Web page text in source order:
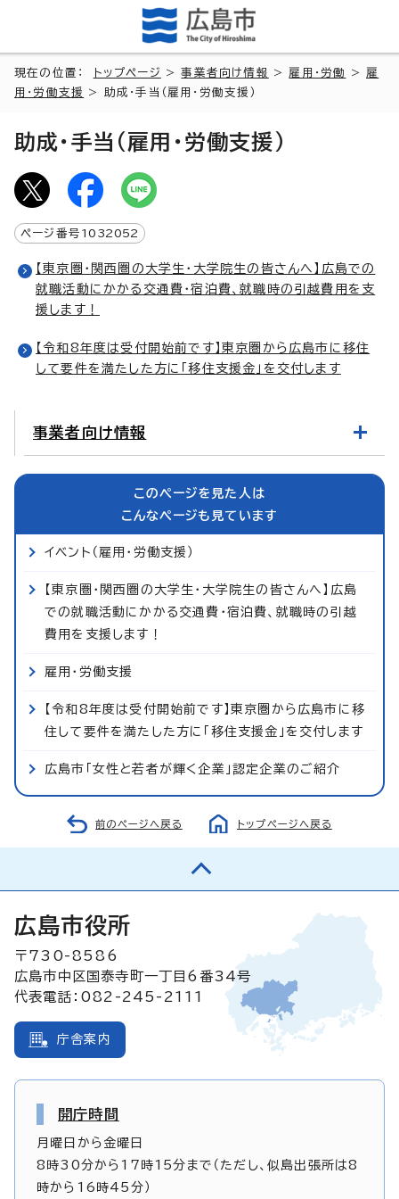
現在の位置： トップページ >事業者向け情報 > 雇用・労働 > 雇
用・労働支援
> 助成・手当（雇用・労働支援）
助成・手当（雇用・労働支援）
ページ番号 1032052
【東京圏・関西圏の大学生・大学院生の皆さんへ】広島での
就職活動にかかる交通費・宿泊費、就職時の引越費用を支
援します！
【令和8年度は受付開始前です】東京圏から広島市に移住
して要件を満たした方に「移住支援金」を交付します
事業者向け情報
このページを見た人は
こんなページも見ています
イベント（雇用・労働支援）
【東京圏・関西圏の大学生・大学院生の皆さんへ】広島
での就職活動にかかる交通費・宿泊費、就職時の引越
費用を支援します！
雇用・労働支援
【令和8年度は受付開始前です】東京圏から広島市に移
住して要件を満たした方に「移住支援金」を交付します
広島市「女性と若者が輝く企業」認定企業のご紹介
前のページへ戻る トップページへ戻る
広島市役所
〒730-8586
広島市中区国泰寺町一丁目6番34号
代表電話：082-245-2111
庁舎案内
開庁時間
月曜日から金曜日
8時30分から17時15分まで（ただし、似島出張所は8
時から16時45分）